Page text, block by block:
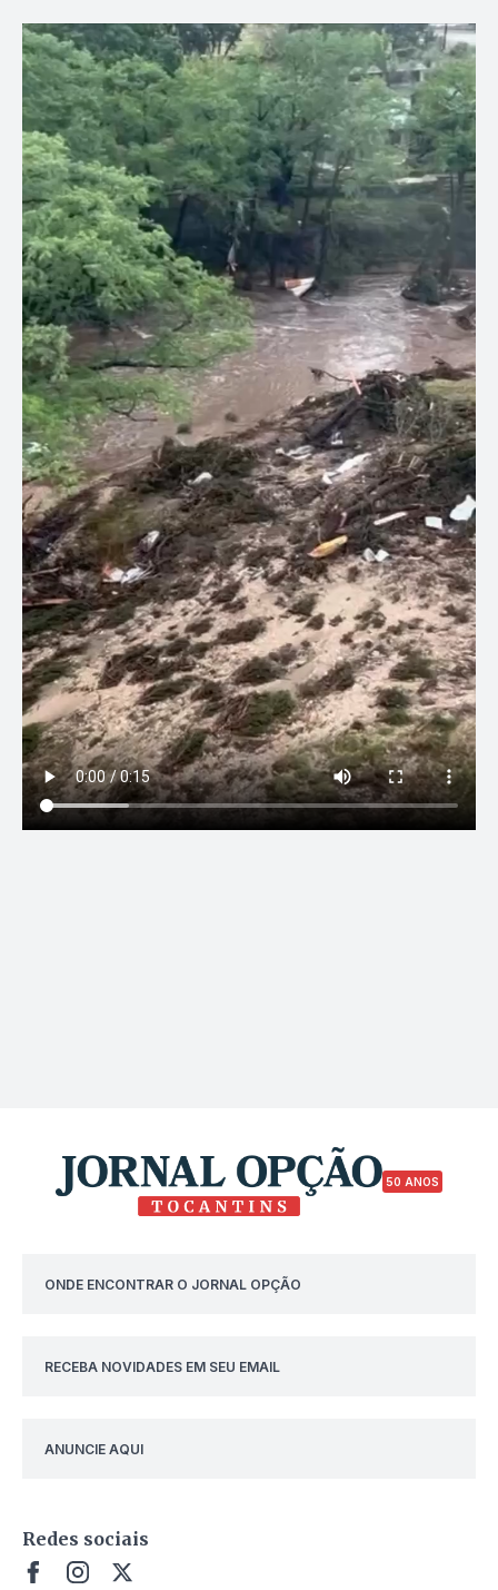
50 ANOS
ONDE ENCONTRAR O JORNAL OPÇÃO
RECEBA NOVIDADES EM SEU EMAIL
ANUNCIE AQUI
Redes sociais